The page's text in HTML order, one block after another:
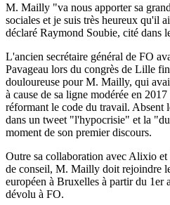
M. Mailly "va nous apporter sa
sociales et je suis très heureux qu'il
déclaré Raymond Soubie, cité dans
L'ancien secrétaire général de FO
Pavageau lors du congrès de Lille
douloureuse pour M. Mailly, qui
à cause de sa ligne modérée en
réformant le code du travail. Absent
dans un tweet "l'hypocrisie" et la
moment de son premier discours.
Outre sa collaboration avec Alixio et
de conseil, M. Mailly doit rejoindre
européen à Bruxelles à partir du 1er
dévolu à FO.